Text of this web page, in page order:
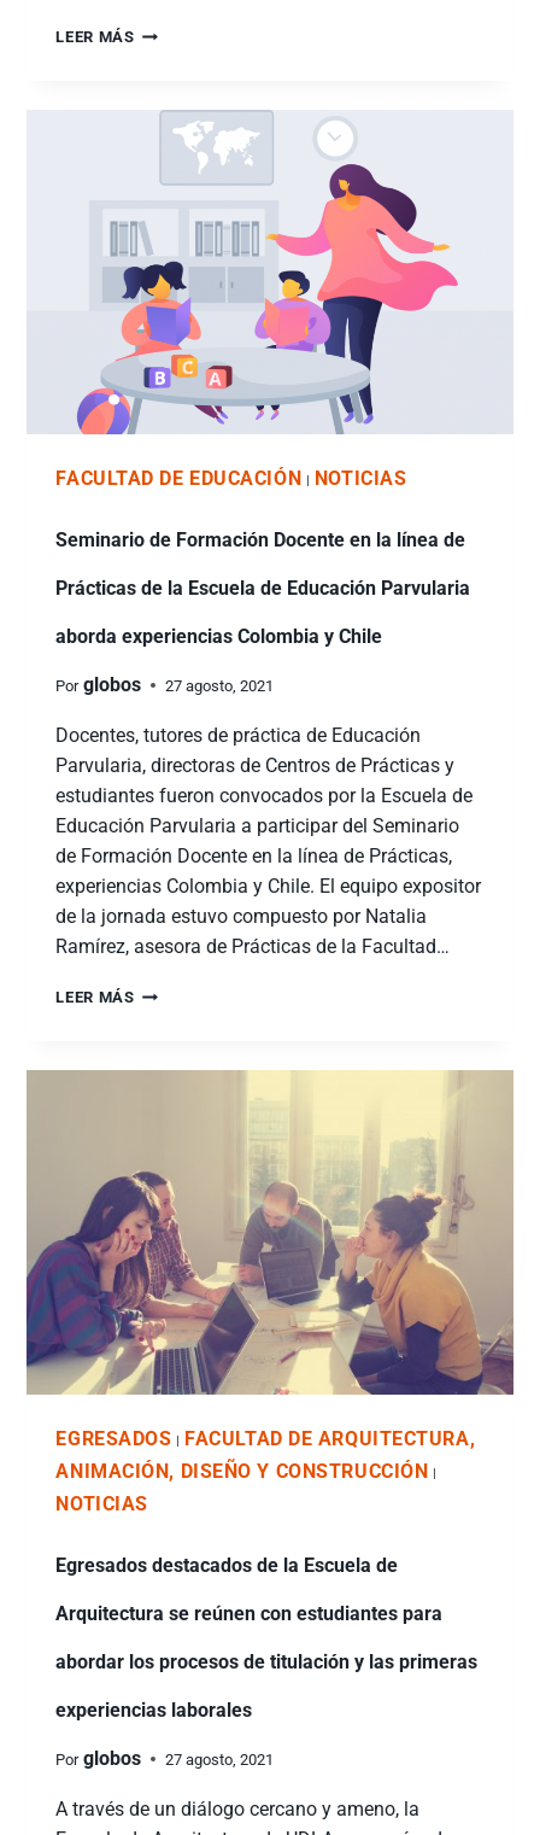
LEER MÁS
FACULTAD DE EDUCACIÓN NOTICIAS
Seminario de Formación Docente en la línea de
Prácticas de la Escuela de Educación Parvularia
aborda experiencias Colombia y Chile
Por globos 27 agosto, 2021
Docentes, tutores de práctica de Educación
Parvularia, directoras de Centros de Prácticas y
estudiantes fueron convocados por la Escuela de
Educación Parvularia a participar del Seminario
de Formación Docente en la línea de Prácticas,
experiencias Colombia y Chile. El equipo expositor
de la jornada estuvo compuesto por Natalia
Ramírez, asesora de Prácticas de la Facultad…
LEER MÁS
EGRESADOS | FACULTAD DE ARQUITECTURA,
ANIMACIÓN, DISEÑO Y CONSTRUCCIÓN |
NOTICIAS
Egresados destacados de la Escuela de
Arquitectura se reúnen con estudiantes para
abordar los procesos de titulación y las primeras
experiencias laborales
Por globos 27 agosto, 2021
A través de un diálogo cercano y ameno, la